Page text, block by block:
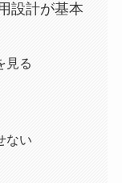
設計が基本
見る
ない